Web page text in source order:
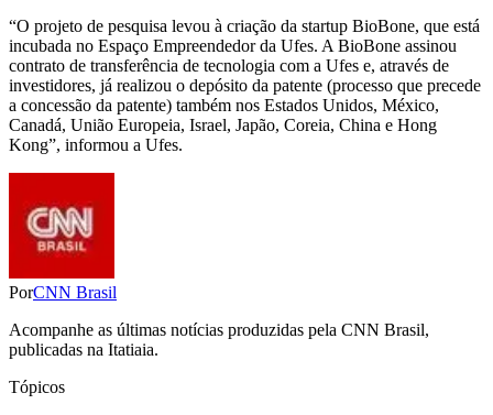
“O projeto de pesquisa levou à criação da startup BioBone, que está
incubada no Espaço Empreendedor da Ufes. A BioBone assinou
contrato de transferência de tecnologia com a Ufes e, através de
investidores, já realizou o depósito da patente (processo que precede
a concessão da patente) também nos Estados Unidos, México,
Canadá, União Europeia, Israel, Japão, Coreia, China e Hong
Kong”, informou a Ufes.
PorCNN Brasil
Acompanhe as últimas notícias produzidas pela CNN Brasil,
publicadas na Itatiaia.
Tópicos